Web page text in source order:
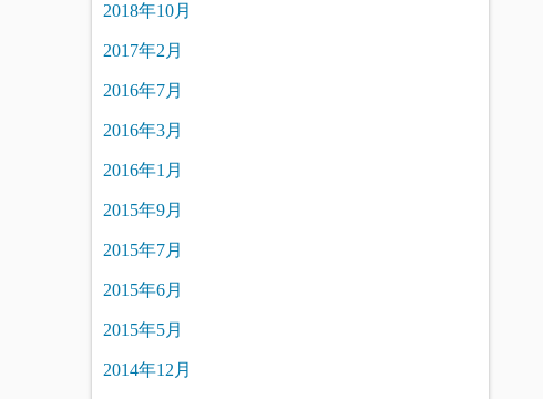
2018年10月
2017年2月
2016年7月
2016年3月
2016年1月
2015年9月
2015年7月
2015年6月
2015年5月
2014年12月